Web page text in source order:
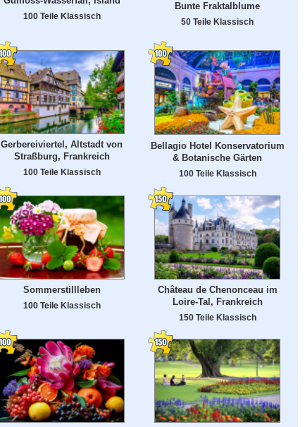
100 Teile Klassisch
Bunte Fraktalblume
50 Teile Klassisch
Gerbereiviertel, Altstadt von
Straßburg, Frankreich
100 Teile Klassisch
Bellagio Hotel Konservatorium
& Botanische Gärten
100 Teile Klassisch
Sommerstillleben
100 Teile Klassisch
Château de Chenonceau im
Loire-Tal, Frankreich
150 Teile Klassisch